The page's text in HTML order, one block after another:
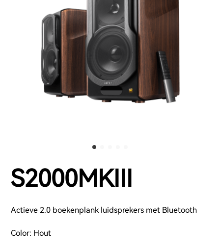
S2000MKIII
Actieve 2.0 boekenplank luidsprekers met Bluetooth
Color: Hout